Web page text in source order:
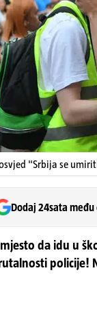
"Srbija se
Dodaj 24sata
da idu u
policije!